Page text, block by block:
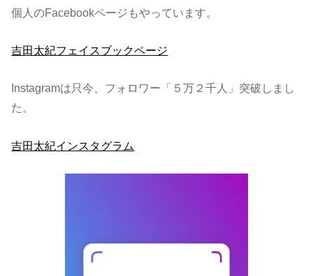
個人のFacebookページもやっています。
吉田太紀フェイスブックページ
Instagramは只今、フォロワー「５万２千人」突破しまし
た。
吉田太紀インスタグラム